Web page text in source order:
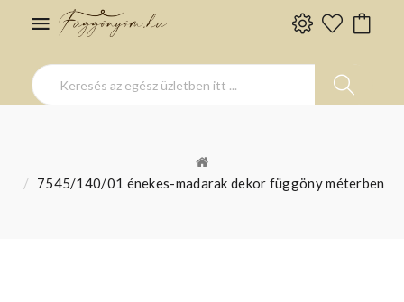
7545/140/01 énekes-madarak dekor függöny méterben